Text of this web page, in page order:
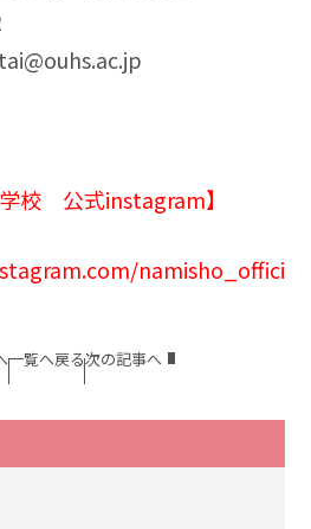
学校 公式instagram】
namisho_offici
一覧へ戻る次の記事へ